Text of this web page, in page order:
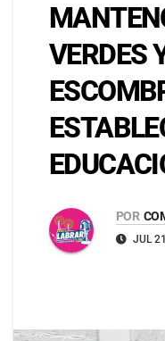
VERDES
POR
JUL